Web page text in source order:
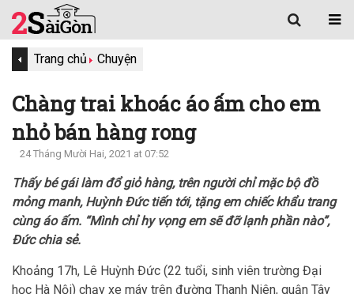
Trang chủ Chuyện
Chàng trai khoác áo ấm cho em
nhỏ bán hàng rong
24 Tháng Mười Hai, 2021 at 07:52
Thấy bé gái làm đổ giỏ hàng, trên người chỉ mặc bộ đồ
mỏng manh, Huỳnh Đức tiến tới, tặng em chiếc khẩu trang
cùng áo ấm. “Mình chỉ hy vọng em sẽ đỡ lạnh phần nào”,
Đức chia sẻ.
Khoảng 17h, Lê Huỳnh Đức (22 tuổi, sinh viên trường Đại
học Hà Nội) chạy xe máy trên đường Thanh Niên, quận Tây